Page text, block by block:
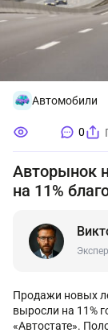
Автомобили
0
Авторынок
на 11%
Продажи новых
выросли на 11%
«Автостате».